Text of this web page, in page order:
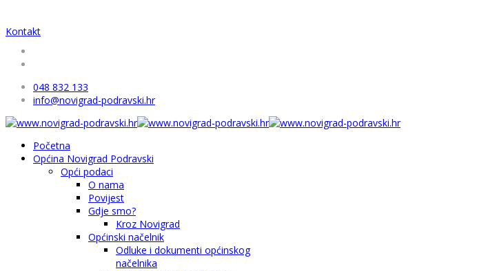
Kontakt
048 832 133
info@novigrad-podravski.hr
Početna
Općina Novigrad Podravski
Opći podaci
O nama
Povijest
Gdje smo?
Kroz Novigrad
Općinski načelnik
Odluke i dokumenti općinskog
načelnika